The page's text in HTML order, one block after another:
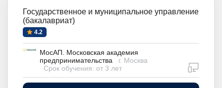
Государственное и муниципальное управление
(бакалавриат)
4.2
МосАП. Московская академия
предпринимательства
г. Москва
Срок обучения: от 3 лет